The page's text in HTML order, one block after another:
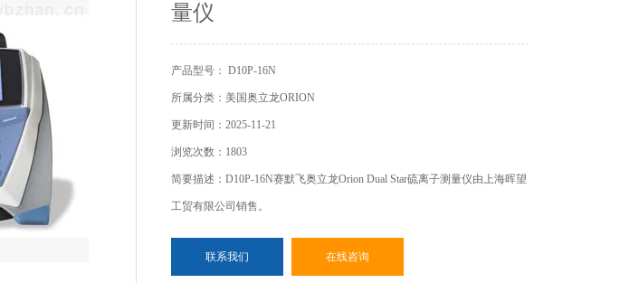
量仪
产品型号： D10P-16N
所属分类：美国奥立龙ORION
更新时间：2025-11-21
浏览次数：1803
简要描述：D10P-16N赛默飞奥立龙Orion Dual Star硫离子测量仪由上海晖望
工贸有限公司销售。
联系我们 在线咨询